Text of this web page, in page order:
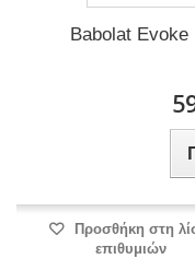
Babolat Evoke
Προσθήκη στη
επιθυμιών